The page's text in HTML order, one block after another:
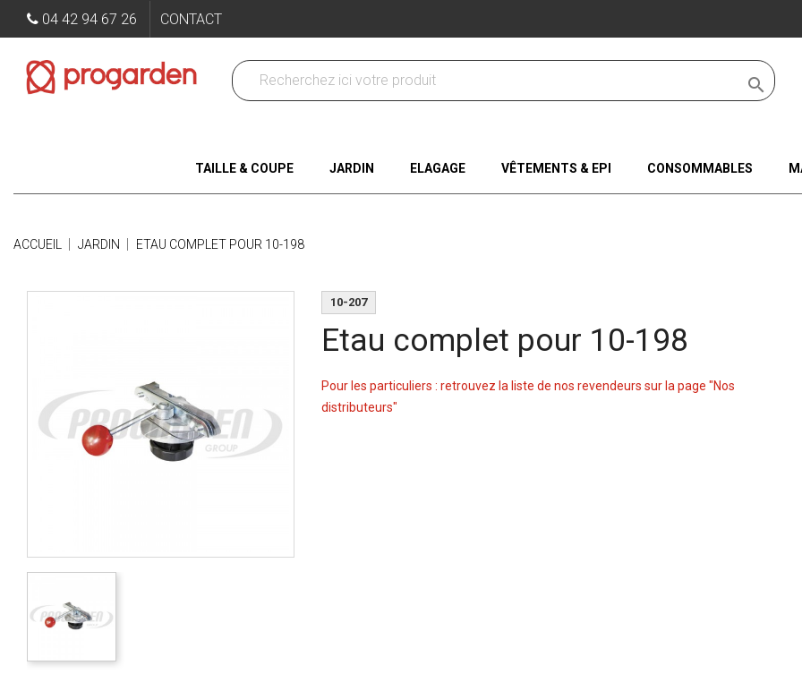
04 42 94 67 26 CONTACT

TAILLE & COUPE JARDIN ELAGAGE VÊTEMENTS & EPI CONSOMMABLES
ACCUEIL JARDIN ETAU COMPLET POUR 10-198
10-207
Etau complet pour 10-198
Pour les particuliers : retrouvez la liste de nos revendeurs sur la page "Nos
distributeurs"